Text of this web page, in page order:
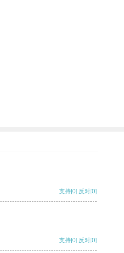
支持[0] 反对[0]
支持[0] 反对[0]